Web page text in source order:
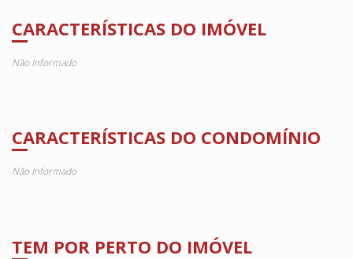
CARACTERÍSTICAS DO IMÓVEL
Não Informado
CARACTERÍSTICAS DO CONDOMÍNIO
Não Informado
TEM POR PERTO DO IMÓVEL